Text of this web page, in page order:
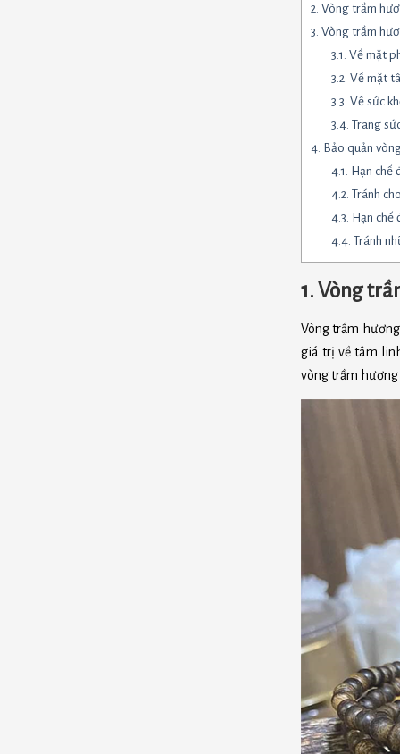
2. Vòng trầm
3. Vòng trầm
3.1. Về mặt
3.2. Về mặt
3.3. Về sức
3.4. Trang
4. Bảo quản
4.1. Hạn chế
4.2. Tránh
4.3. Hạn chế
4.4. Tránh
1. Vòng
Vòng trầm
giá trị về tâm
vòng trầm